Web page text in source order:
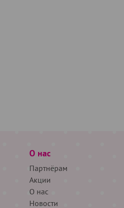
О нас
Партнёрам
Акции
О нас
Новости